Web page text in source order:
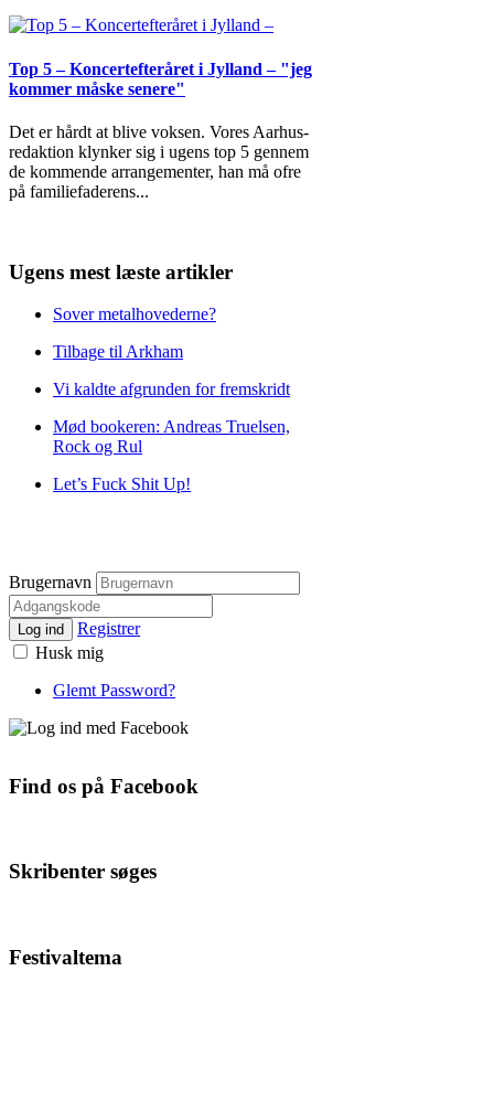
Top 5 – Koncertefteråret i Jylland – "jeg
kommer måske senere"
Det er hårdt at blive voksen. Vores Aarhus-
redaktion klynker sig i ugens top 5 gennem
de kommende arrangementer, han må ofre
på familiefaderens...
Ugens mest læste artikler
Sover metalhovederne?
Tilbage til Arkham
Vi kaldte afgrunden for fremskridt
Mød bookeren: Andreas Truelsen,
Rock og Rul
Let’s Fuck Shit Up!
Brugernavn
Log ind
Registrer
Husk mig
Glemt Password?
Find os på Facebook
Skribenter søges
Festivaltema